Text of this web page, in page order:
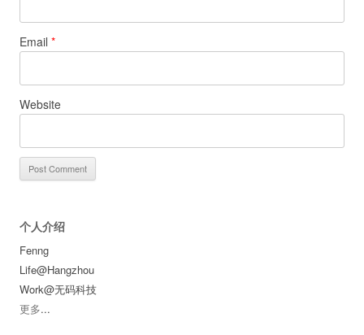
Email *
Website
个人介绍
Fenng
Life@Hangzhou
Work@无码科技
更多...